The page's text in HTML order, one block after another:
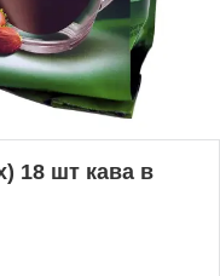
18 шт кава в